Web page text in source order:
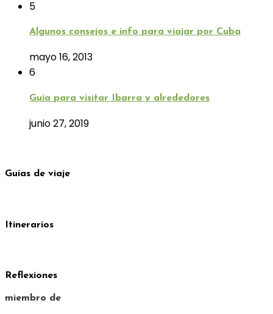
5
Algunos consejos e info para viajar por Cuba
mayo 16, 2013
6
Guía para visitar Ibarra y alrededores
junio 27, 2019
Guías de viaje
Itinerarios
Reflexiones
miembro de